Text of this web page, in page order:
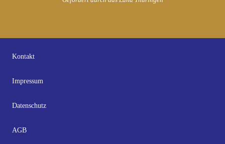
Kontakt
Impressum
Datenschutz
AGB